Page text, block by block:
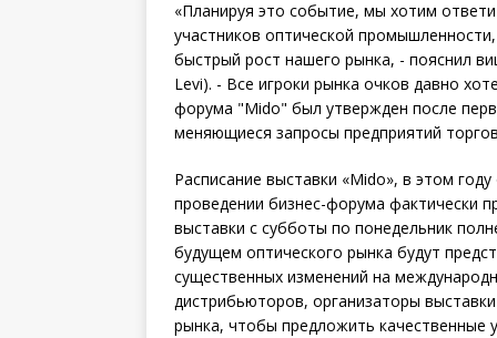
«Планируя это событие, мы хотим
участников оптической
быстрый рост нашего рынка, - пояснил
Levi). - Все игроки рынка очков давно
форума "Mido" был утвержден после
меняющиеся запросы предприятий
Расписание выставки «Mido», в этом
проведении бизнес-форума фактически
выставки с субботы по понедельник
будущем оптического рынка будут
существенных изменений на
дистрибьюторов, организаторы
рынка, чтобы предложить качественные